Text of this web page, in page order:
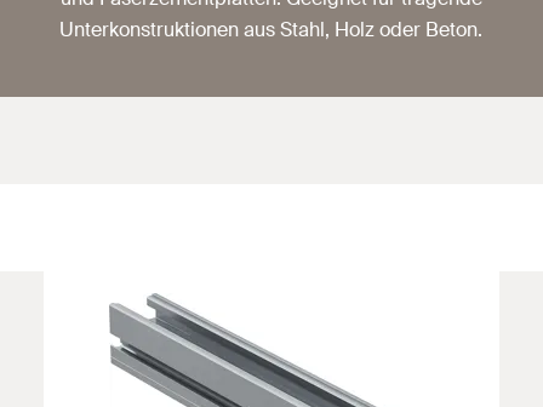
Unterkonstruktionen aus Stahl, Holz oder Beton.